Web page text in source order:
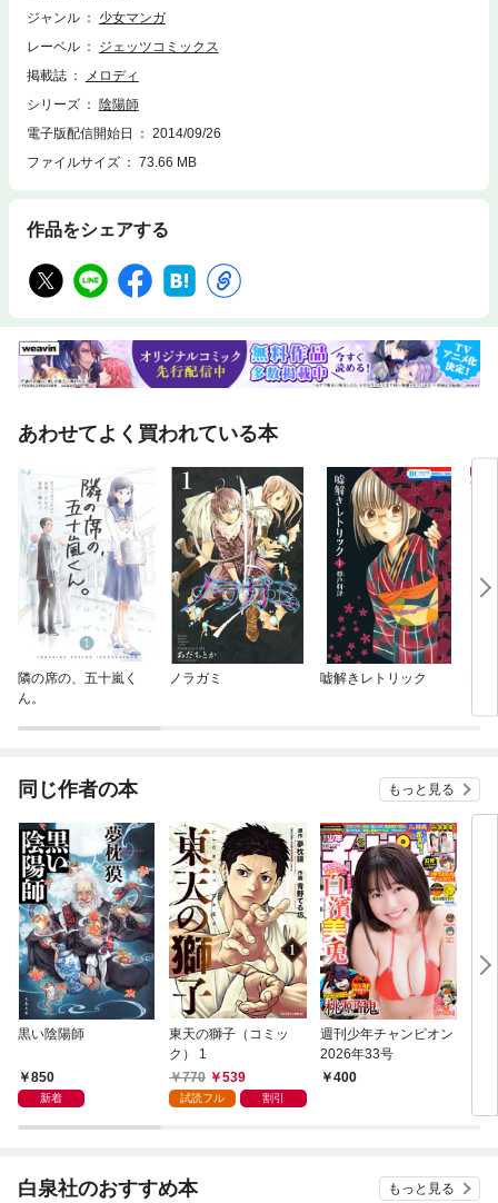
ジャンル
少女マンガ
レーベル
ジェッツコミックス
掲載誌
メロディ
シリーズ
陰陽師
電子版配信開始日
2014/09/26
ファイルサイズ
73.66 MB
作品をシェアする
あわせてよく買われている本
隣の席の、五十嵐く
ん。
ノラガミ 嘘解きレトリック
同じ作者の本 もっと見る
黒い陰陽師
850
新着
東天の獅子（コミッ
ク） 1
770
539
試読フル 割引
週刊少年チャンピオン
2026年33号
400
白泉社のおすすめ本 もっと見る